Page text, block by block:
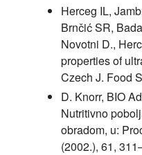
Herceg IL,
Brnčić SR,
Novotni D.,
properties of
Czech J. Food
D. Knorr, BIO
Nutritivno
obradom, u:
(2002.), 61,